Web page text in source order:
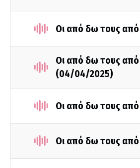
Οι από δω τους
Οι από δω τους από
(04/04/2025)
Οι από δω τους
Οι από δω τους